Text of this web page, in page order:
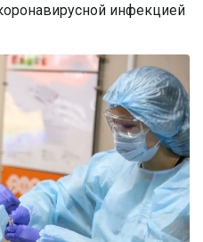
инфекцией